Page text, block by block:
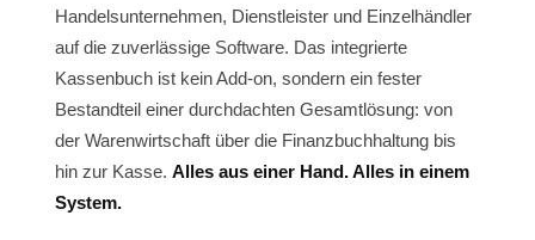
Handelsunternehmen, Dienstleister und Einzelhändler
auf die zuverlässige Software. Das integrierte
Kassenbuch ist kein Add-on, sondern ein fester
Bestandteil einer durchdachten Gesamtlösung: von
der Warenwirtschaft über die Finanzbuchhaltung bis
hin zur Kasse. Alles aus einer Hand. Alles in einem
System.